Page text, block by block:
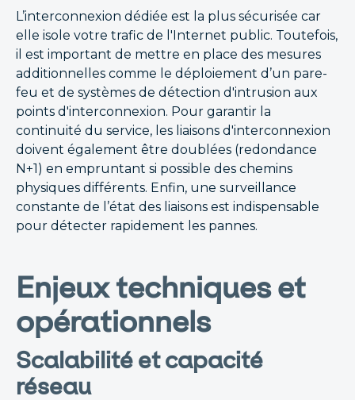
L’interconnexion dédiée est la plus sécurisée car
elle isole votre trafic de l'Internet public. Toutefois,
il est important de mettre en place des mesures
additionnelles comme le déploiement d’un pare-
feu et de systèmes de détection d'intrusion aux
points d'interconnexion. Pour garantir la
continuité du service, les liaisons d'interconnexion
doivent également être doublées (redondance
N+1) en empruntant si possible des chemins
physiques différents. Enfin, une surveillance
constante de l’état des liaisons est indispensable
pour détecter rapidement les pannes.
Enjeux techniques et
opérationnels
Scalabilité et capacité
réseau